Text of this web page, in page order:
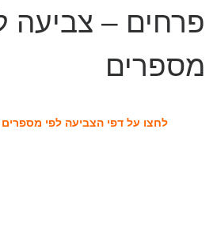
פרחים – צביעה
מספרים
לחצו על דפי הצביעה לפי